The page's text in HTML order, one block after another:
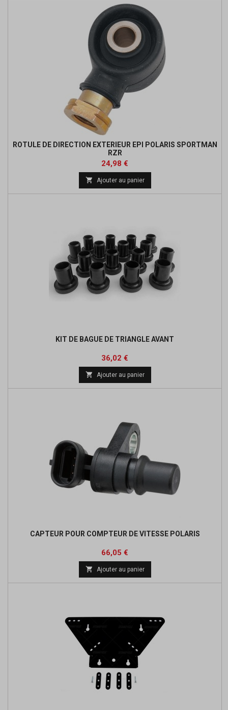
ROTULE DE DIRECTION EXTERIEUR EPI POLARIS SPORTMAN
RZR
Prix
24,98 €
base
 Ajouter au panier
KIT DE BAGUE DE TRIANGLE AVANT
Prix
36,02 €
base
 Ajouter au panier
CAPTEUR POUR COMPTEUR DE VITESSE POLARIS
Prix
66,05 €
base
 Ajouter au panier